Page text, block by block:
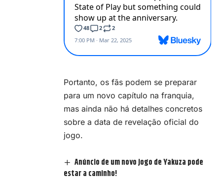
Portanto, os fãs podem se preparar
para um novo capítulo na franquia,
mas ainda não há detalhes concretos
sobre a data de revelação oficial do
jogo.
Anúncio de um novo jogo de Yakuza pode
estar a caminho!